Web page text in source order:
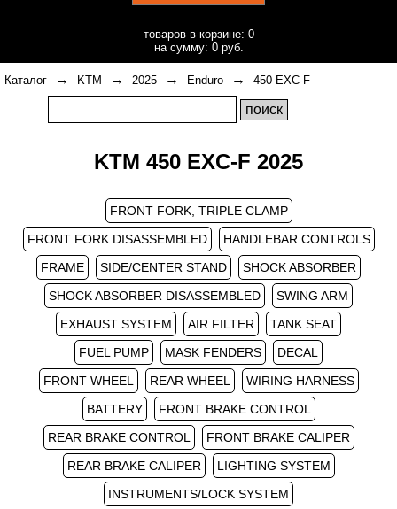
товаров в корзине: 0
на сумму: 0 руб.
Каталог → KTM → 2025 → Enduro → 450 EXC-F
KTM 450 EXC-F 2025
FRONT FORK, TRIPLE CLAMP
FRONT FORK DISASSEMBLED
HANDLEBAR CONTROLS
FRAME
SIDE/CENTER STAND
SHOCK ABSORBER
SHOCK ABSORBER DISASSEMBLED
SWING ARM
EXHAUST SYSTEM
AIR FILTER
TANK SEAT
FUEL PUMP
MASK FENDERS
DECAL
FRONT WHEEL
REAR WHEEL
WIRING HARNESS
BATTERY
FRONT BRAKE CONTROL
REAR BRAKE CONTROL
FRONT BRAKE CALIPER
REAR BRAKE CALIPER
LIGHTING SYSTEM
INSTRUMENTS/LOCK SYSTEM